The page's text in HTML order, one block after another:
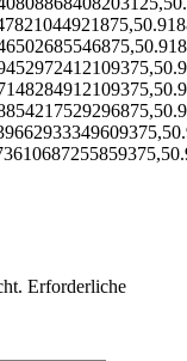
Erforderliche